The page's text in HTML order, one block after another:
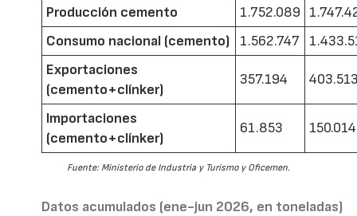
Producción cemento 1.752.089
Consumo nacional (cemento)
1.562.747
Exportaciones
(cemento+clínker)
357.194
Importaciones
(cemento+clínker)
61.853 150.014
Fuente: Ministerio de Industria y Turismo y Oficemen.
Datos acumulados (ene-jun 2026, en toneladas)